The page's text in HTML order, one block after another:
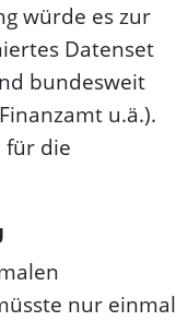
würde es zur
Datenset
bundesweit
u.ä.).
für die
nur einmal